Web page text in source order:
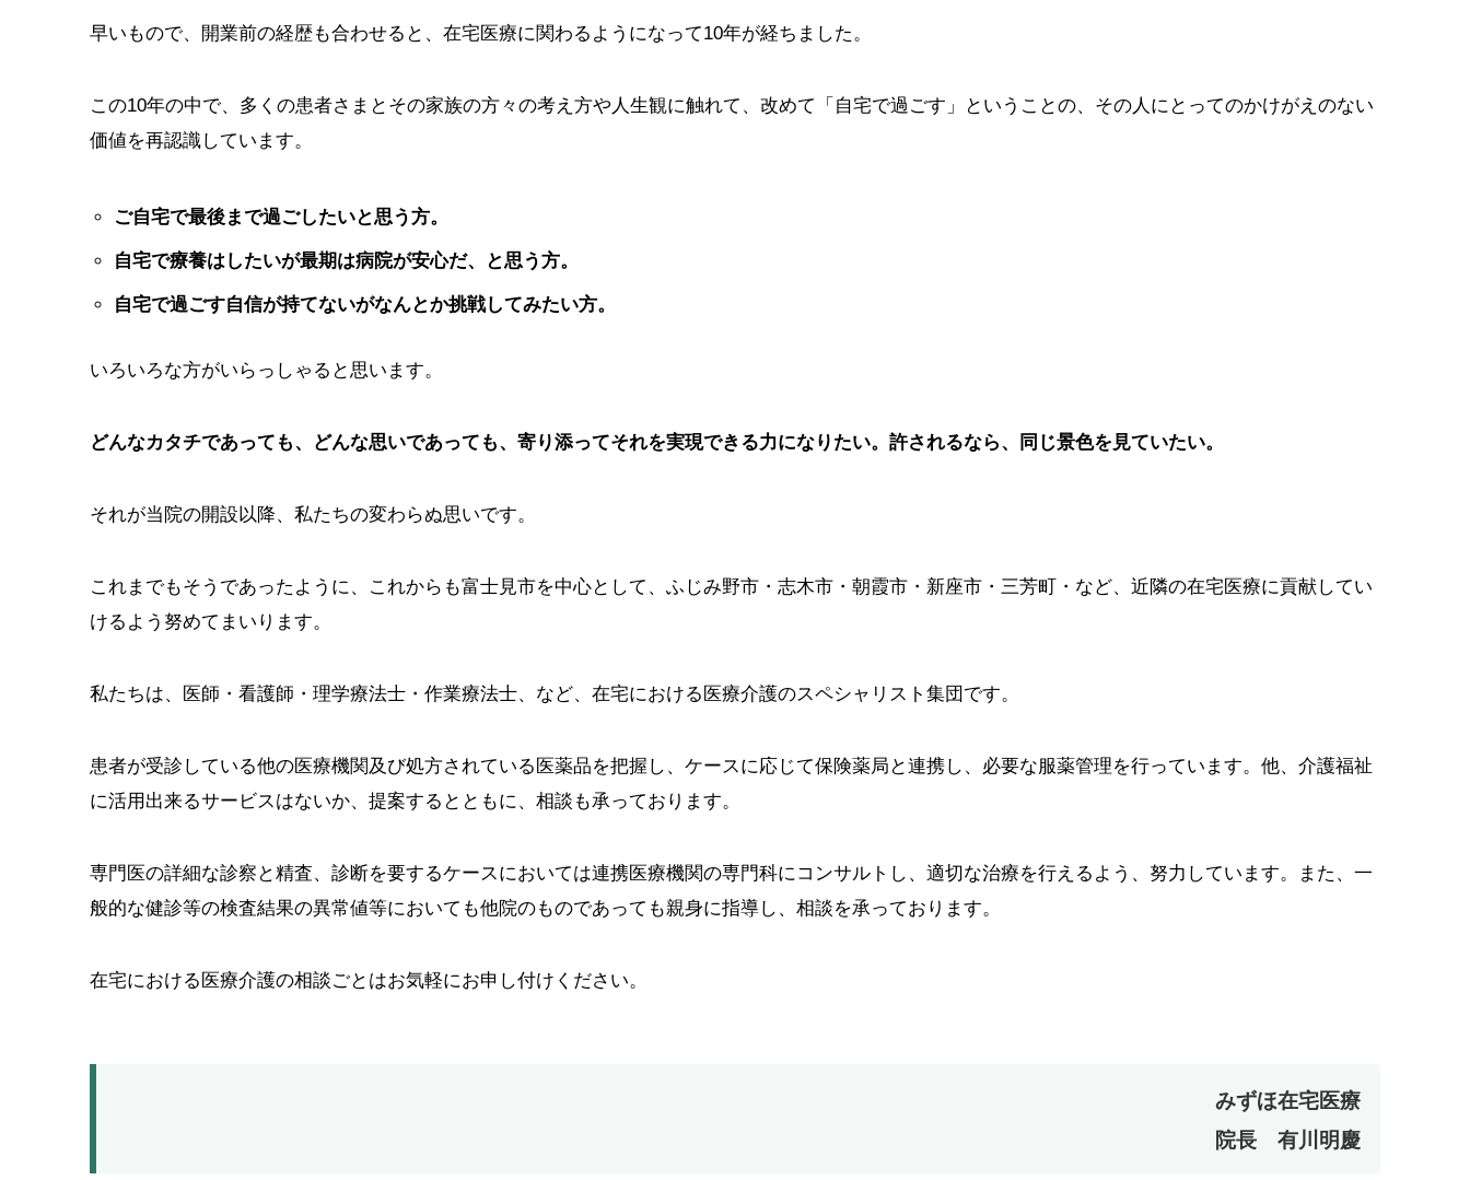
早いもので、開業前の経歴も合わせると、在宅医療に関わるようになって10年が経ちました。
この10年の中で、多くの患者さまとその家族の方々の考え方や人生観に触れて、改めて「自宅で過ごす」ということの、その人にとってのかけがえのない
価値を再認識しています。
ご自宅で最後まで過ごしたいと思う方。
自宅で療養はしたいが最期は病院が安心だ、と思う方。
自宅で過ごす自信が持てないがなんとか挑戦してみたい方。
いろいろな方がいらっしゃると思います。
どんなカタチであっても、どんな思いであっても、寄り添ってそれを実現できる力になりたい。許されるなら、同じ景色を見ていたい。
それが当院の開設以降、私たちの変わらぬ思いです。
これまでもそうであったように、これからも富士見市を中心として、ふじみ野市・志木市・朝霞市・新座市・三芳町・など、近隣の在宅医療に貢献してい
けるよう努めてまいります。
私たちは、医師・看護師・理学療法士・作業療法士、など、在宅における医療介護のスペシャリスト集団です。
患者が受診している他の医療機関及び処方されている医薬品を把握し、ケースに応じて保険薬局と連携し、必要な服薬管理を行っています。他、介護福祉
に活用出来るサービスはないか、提案するとともに、相談も承っております。
専門医の詳細な診察と精査、診断を要するケースにおいては連携医療機関の専門科にコンサルトし、適切な治療を行えるよう、努力しています。また、一
般的な健診等の検査結果の異常値等においても他院のものであっても親身に指導し、相談を承っております。
在宅における医療介護の相談ごとはお気軽にお申し付けください。
みずほ在宅医療
院長 有川明慶